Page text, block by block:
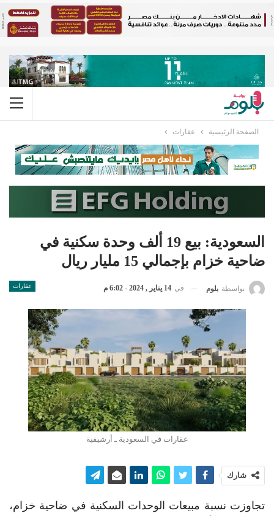
الصفحة الرئيسية عقارات
السعودية: بيع 19 ألف وحدة سكنية في
ضاحية خزام بإجمالي 15 مليار ريال
عقارات بواسطة بلوم في 14 يناير , 2024 - 6:02 م
عقارات في السعودية ـ أرشيفية
شارك
تجاوزت نسبة مبيعات الوحدات السكنية في ضاحية خزام،